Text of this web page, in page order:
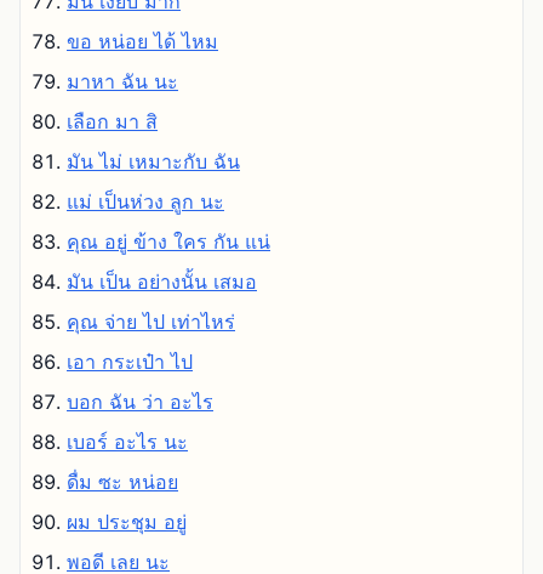
ขอ หน่อย ได้ ไหม
มาหา ฉัน นะ
เลือก มา สิ
มัน ไม่ เหมาะกับ ฉัน
แม่ เป็นห่วง ลูก นะ
คุณ อยู่ ข้าง ใคร กัน แน่
มัน เป็น อย่างนั้น เสมอ
คุณ จ่าย ไป เท่าไหร่
เอา กระเป๋า ไป
บอก ฉัน ว่า อะไร
เบอร์ อะไร นะ
ดื่ม ซะ หน่อย
ผม ประชุม อยู่
พอดี เลย นะ